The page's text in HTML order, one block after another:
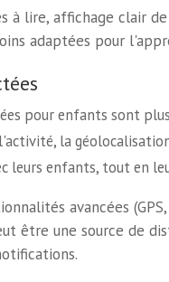
à lire, affichage clair
adaptées pour
pour enfants sont
la
leurs enfants, tout en
avancées
être une source de